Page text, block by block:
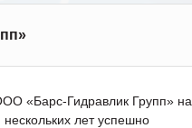
«Барс-Гидравлик Групп» на
лет успешно